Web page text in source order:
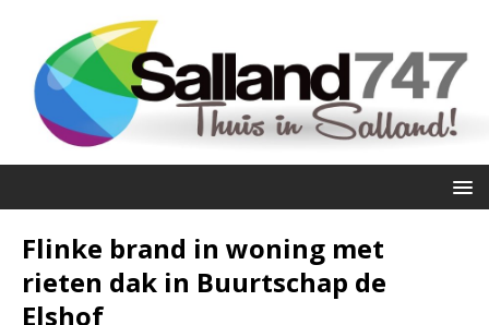
Flinke brand in woning met
rieten dak in Buurtschap de
Elshof